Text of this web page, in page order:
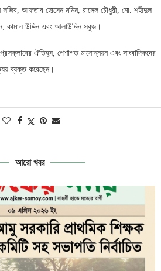
সজিব, আফতাব হোসেন মমিন, রাসেল চৌধুরী, মো. শহীদুল
কামাল উদ্দিন এবং আলাউদ্দিন সবুজ।
প্রেসক্লাবের ঐতিহ্য, পেশাগত মানোন্নয়ন এবং সাংবাদিকদের
ব্যক্ত করেছেন।
আরো খবর